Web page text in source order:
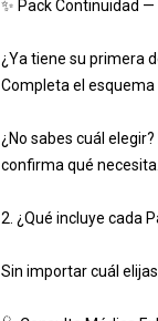
✨ Pack Continuidad —
¿Ya tiene su primera
Completa el esquema
¿No sabes cuál
confirma qué necesita.
2. ¿Qué incluye cada
Sin importar cuál
Edad de su
Motivo de
Comentarios